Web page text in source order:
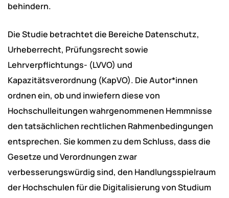
behindern.
Die Studie betrachtet die Bereiche Datenschutz,
Urheberrecht, Prüfungsrecht sowie
Lehrverpflichtungs- (LVVO) und
Kapazitätsverordnung (KapVO). Die Autor*innen
ordnen ein, ob und inwiefern diese von
Hochschulleitungen wahrgenommenen Hemmnisse
den tatsächlichen rechtlichen Rahmenbedingungen
entsprechen. Sie kommen zu dem Schluss, dass die
Gesetze und Verordnungen zwar
verbesserungswürdig sind, den Handlungsspielraum
der Hochschulen für die Digitalisierung von Studium